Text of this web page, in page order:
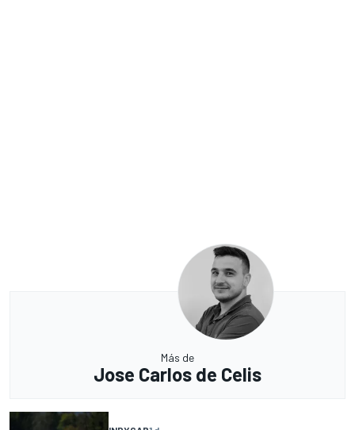
Más de
Jose Carlos de Celis